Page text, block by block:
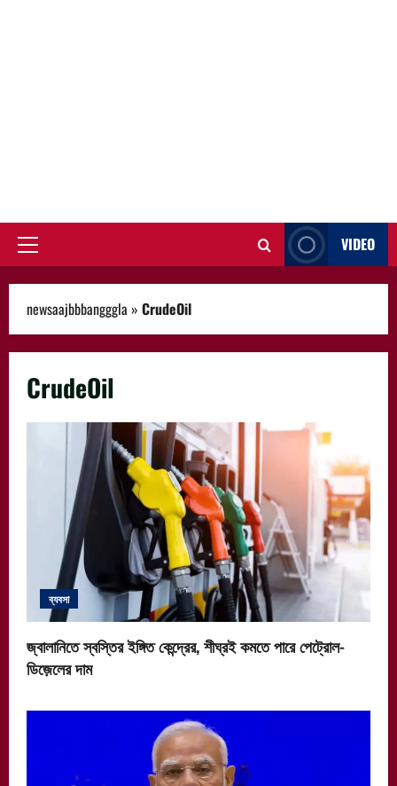
Primary
VIDEO
newsaajbbbangggla » CrudeOil
CrudeOil
ব্যবসা
জ্বালানিতে স্বস্তির ইঙ্গিত কেন্দ্রের, শীঘ্রই কমতে পারে পেট্রোল-
ডিজ়েলের দাম